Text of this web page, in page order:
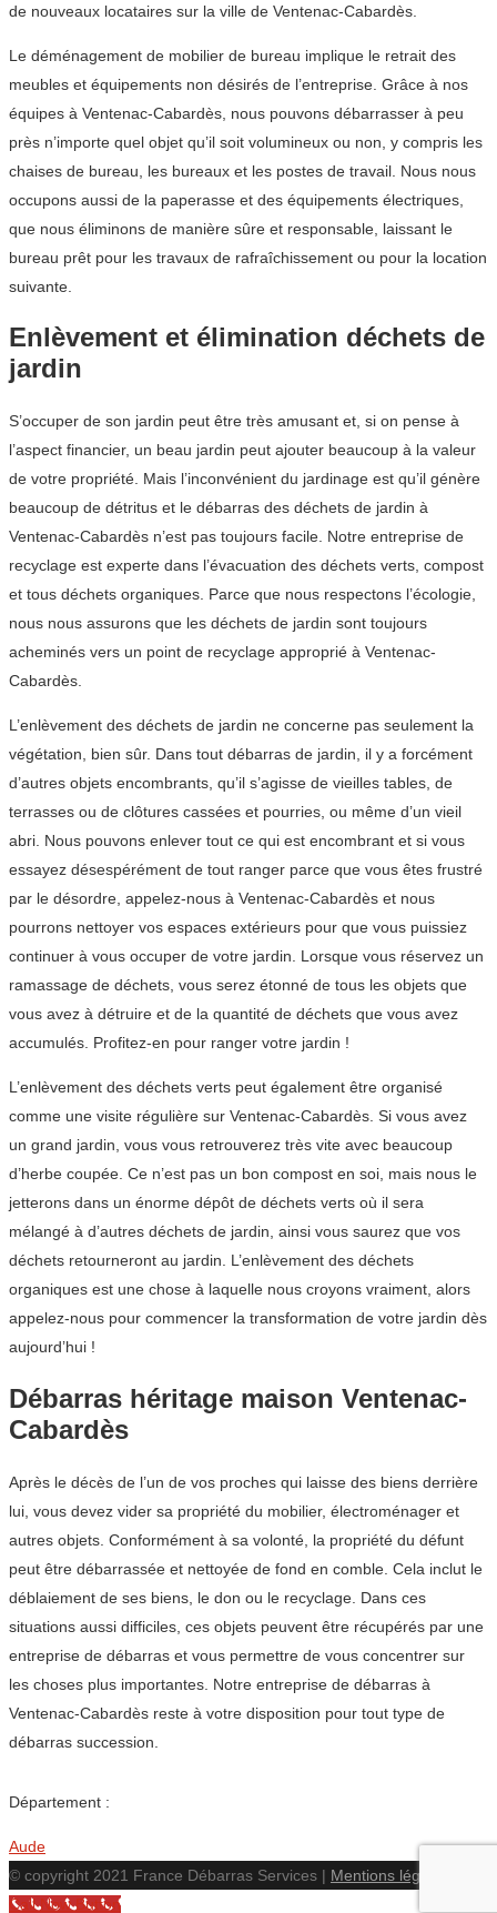
de nouveaux locataires sur la ville de Ventenac-Cabardès.
Le déménagement de mobilier de bureau implique le retrait des
meubles et équipements non désirés de l’entreprise. Grâce à nos
équipes à Ventenac-Cabardès, nous pouvons débarrasser à peu
près n’importe quel objet qu’il soit volumineux ou non, y compris les
chaises de bureau, les bureaux et les postes de travail. Nous nous
occupons aussi de la paperasse et des équipements électriques,
que nous éliminons de manière sûre et responsable, laissant le
bureau prêt pour les travaux de rafraîchissement ou pour la location
suivante.
Enlèvement et élimination déchets de
jardin
S’occuper de son jardin peut être très amusant et, si on pense à
l’aspect financier, un beau jardin peut ajouter beaucoup à la valeur
de votre propriété. Mais l’inconvénient du jardinage est qu’il génère
beaucoup de détritus et le débarras des déchets de jardin à
Ventenac-Cabardès n’est pas toujours facile. Notre entreprise de
recyclage est experte dans l’évacuation des déchets verts, compost
et tous déchets organiques. Parce que nous respectons l’écologie,
nous nous assurons que les déchets de jardin sont toujours
acheminés vers un point de recyclage approprié à Ventenac-
Cabardès.
L’enlèvement des déchets de jardin ne concerne pas seulement la
végétation, bien sûr. Dans tout débarras de jardin, il y a forcément
d’autres objets encombrants, qu’il s’agisse de vieilles tables, de
terrasses ou de clôtures cassées et pourries, ou même d’un vieil
abri. Nous pouvons enlever tout ce qui est encombrant et si vous
essayez désespérément de tout ranger parce que vous êtes frustré
par le désordre, appelez-nous à Ventenac-Cabardès et nous
pourrons nettoyer vos espaces extérieurs pour que vous puissiez
continuer à vous occuper de votre jardin. Lorsque vous réservez un
ramassage de déchets, vous serez étonné de tous les objets que
vous avez à détruire et de la quantité de déchets que vous avez
accumulés. Profitez-en pour ranger votre jardin !
L’enlèvement des déchets verts peut également être organisé
comme une visite régulière sur Ventenac-Cabardès. Si vous avez
un grand jardin, vous vous retrouverez très vite avec beaucoup
d’herbe coupée. Ce n’est pas un bon compost en soi, mais nous le
jetterons dans un énorme dépôt de déchets verts où il sera
mélangé à d’autres déchets de jardin, ainsi vous saurez que vos
déchets retourneront au jardin. L’enlèvement des déchets
organiques est une chose à laquelle nous croyons vraiment, alors
appelez-nous pour commencer la transformation de votre jardin dès
aujourd’hui !
Débarras héritage maison Ventenac-
Cabardès
Après le décès de l’un de vos proches qui laisse des biens derrière
lui, vous devez vider sa propriété du mobilier, électroménager et
autres objets. Conformément à sa volonté, la propriété du défunt
peut être débarrassée et nettoyée de fond en comble. Cela inclut le
déblaiement de ses biens, le don ou le recyclage. Dans ces
situations aussi difficiles, ces objets peuvent être récupérés par une
entreprise de débarras et vous permettre de vous concentrer sur
les choses plus importantes. Notre entreprise de débarras à
Ventenac-Cabardès reste à votre disposition pour tout type de
débarras succession.
Département :
Aude
© copyright 2021 France Débarras Services | Mentions légales
Call Now Button